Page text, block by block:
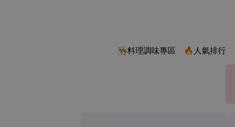
👨‍🍳料理調味專區 🔥人氣排行